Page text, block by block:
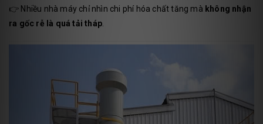
👉 Nhiều nhà máy chỉ nhìn chi phí hóa chất tăng mà không nhận
ra gốc rễ là quá tải tháp.